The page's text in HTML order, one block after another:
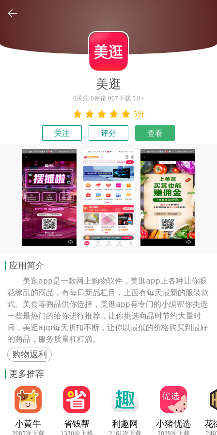

美逛
0关注 0评论 907下载 5.0+
5分
关注 评分 查看
应用简介
美逛app是一款网上购物软件，美逛app上各种让你眼
花缭乱的商品，有每日新品栏目，上面有每天最新的服装款
式、美食等商品供你选择，美逛app有专门的小编帮你挑选
一些最热门的给你进行推荐，让你挑选商品时节约大量时
间，美逛app每天折扣不断，让你以最低的价格购买到最好
的商品，服务质量杠杠滴。
购物返利
更多推荐
小黄牛
2085次下载
省钱帮
1330次下载
利趣网
2161次下载
小猪优选
2029次下载
花